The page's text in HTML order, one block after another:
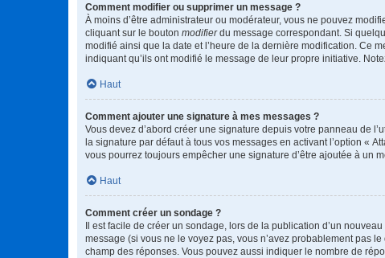
Comment modifier ou supprimer un message ?
À moins d’être administrateur ou modérateur, vous ne pouvez
cliquant sur le bouton modifierdu message correspondant. Si
modifié ainsi que la date et l’heure de la dernière modification. Ce
indiquant qu’ils ont modifié le message de leur propre initiative.
Haut
Comment ajouter une signature à mes messages ?
Vous devez d’abord créer une signature depuis votre panneau de
la signature par défaut à tous vos messages en activant l’option «
vous pourrez toujours empêcher une signature d’être ajoutée à un
Haut
Comment créer un sondage ?
Il est facile de créer un sondage, lors de la publication d’un
message (si vous ne le voyez pas, vous n’avez probablement pas
champ des réponses. Vous pouvez aussi indiquer le nombre de